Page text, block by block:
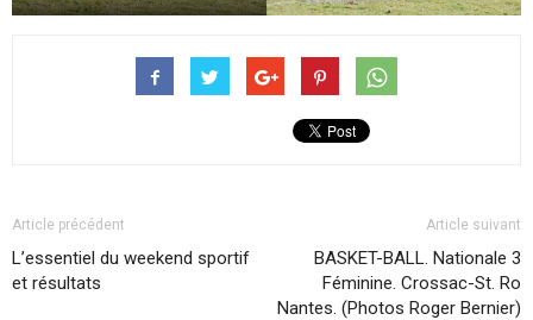
Article précédent
L’essentiel du weekend sportif
et résultats
Article suivant
BASKET-BALL. Nationale 3
Féminine. Crossac-St. Ro
Nantes. (Photos Roger Bernier)